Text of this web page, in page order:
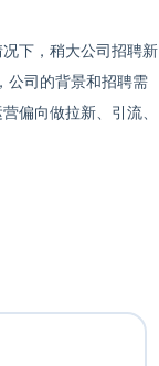
下，稍大公司招聘新
公司的背景和招聘需
偏向做拉新、引流、